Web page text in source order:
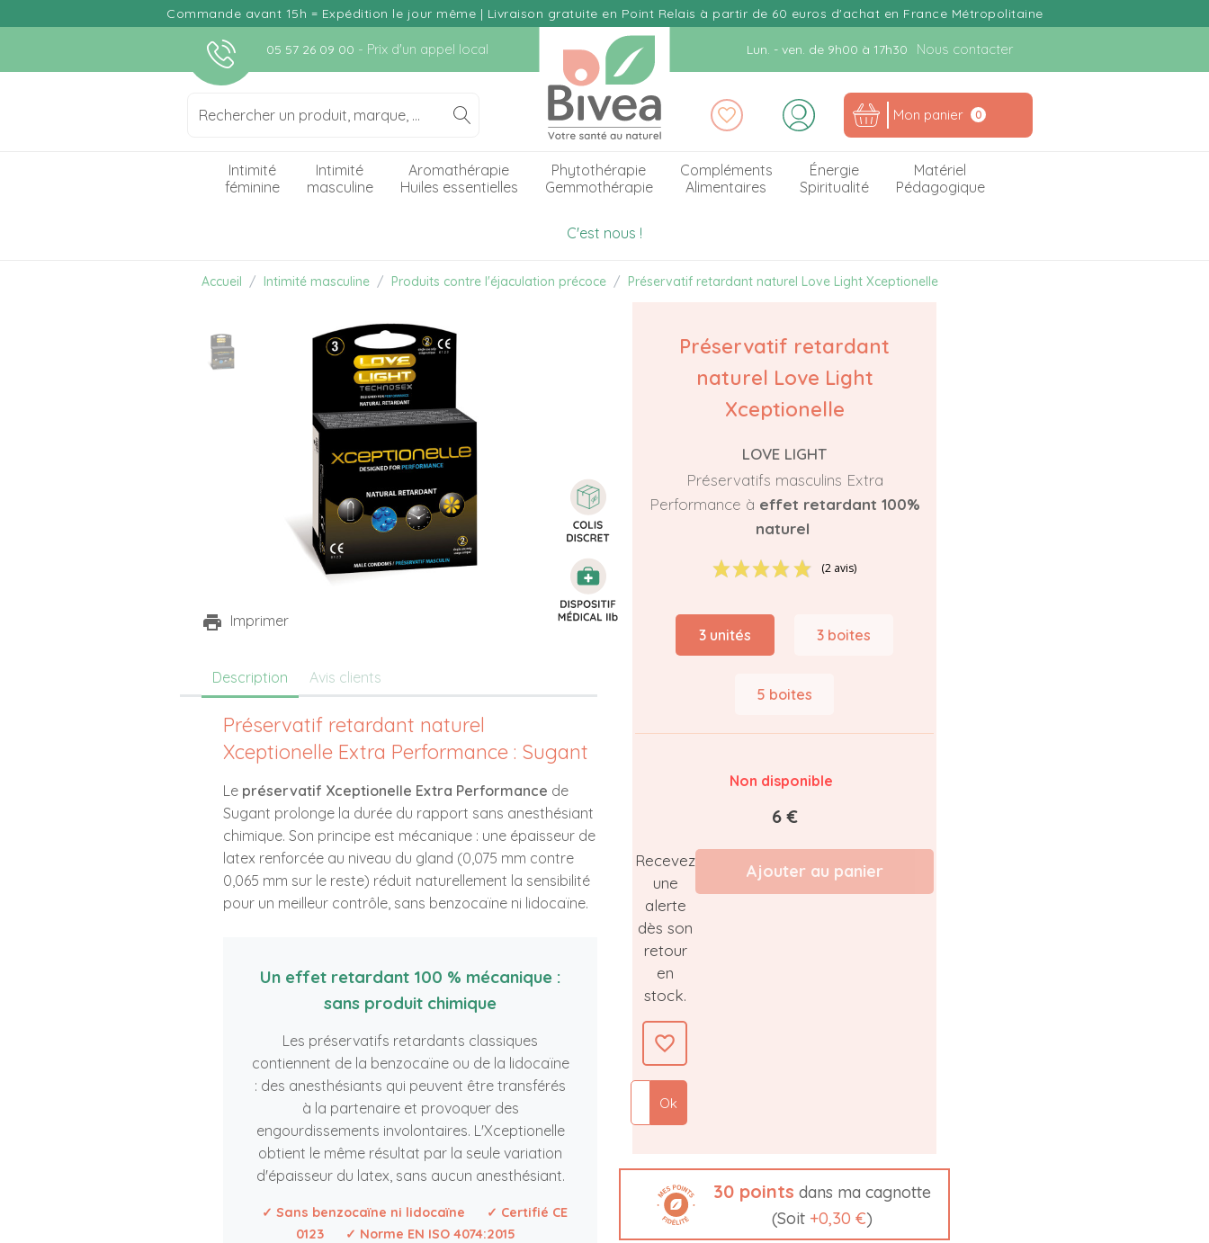
Commande avant 15h = Expédition le jour même | Livraison gratuite en Point Relais à partir de 60 euros d'achat en France Métropolitaine
05 57 26 09 00 - Prix d'un appel local Lun. - ven. de 9h00 à 17h30 Nous contacter
Mon panier 0
Intimité
féminine
Intimité
masculine
Aromathérapie
Huiles essentielles
Phytothérapie
Gemmothérapie
Compléments
Alimentaires
Énergie
Spiritualité
Matériel
Pédagogique
C'est nous !
Accueil Intimité masculine Produits contre l'éjaculation précoce Préservatif retardant naturel Love Light Xceptionelle
Imprimer
Préservatif retardant
naturel Love Light
Xceptionelle
LOVE LIGHT
Préservatifs masculins Extra
Performance à effet retardant 100%
naturel
(2 avis)
3 unités 3 boites
5 boites
Non disponible
6 €
Recevez
une
alerte
dès son
retour
en
stock.
Ok
favorite_border
Ajouter au panier
30points dans ma cagnotte
(Soit +0,30 €)
Description Avis clients
Préservatif retardant naturel
Xceptionelle Extra Performance : Sugant
Le préservatif Xceptionelle Extra Performance de
Sugant prolonge la durée du rapport sans anesthésiant
chimique. Son principe est mécanique : une épaisseur de
latex renforcée au niveau du gland (0,075 mm contre
0,065 mm sur le reste) réduit naturellement la sensibilité
pour un meilleur contrôle, sans benzocaïne ni lidocaïne.
Un effet retardant 100 % mécanique :
sans produit chimique
Les préservatifs retardants classiques
contiennent de la benzocaïne ou de la lidocaïne
: des anesthésiants qui peuvent être transférés
à la partenaire et provoquer des
engourdissements involontaires. L'Xceptionelle
obtient le même résultat par la seule variation
d'épaisseur du latex, sans aucun anesthésiant.
✓ Sans benzocaïne ni lidocaïne
✓ Certifié CE
0123
✓ Norme EN ISO 4074:2015